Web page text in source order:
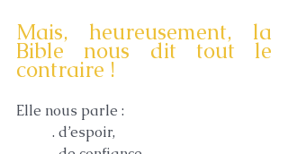
Mais, heureusement, la
Bible nous dit tout le
contraire !
Elle nous parle :
	. d’espoir,